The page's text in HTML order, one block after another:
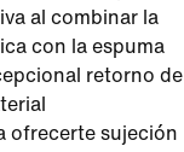
al combinar la
con la espuma
retorno de
ofrecerte sujeción